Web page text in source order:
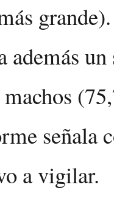
además
señala
a vigilar.